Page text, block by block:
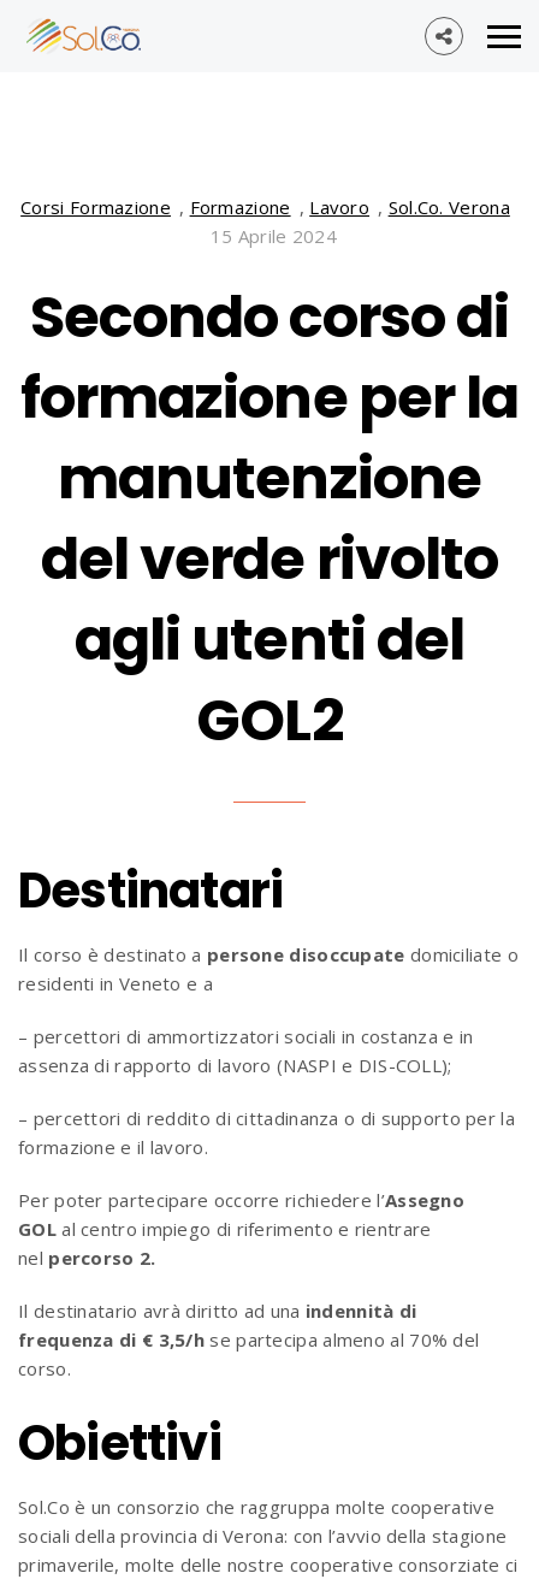
Corsi Formazione , Formazione , Lavoro , Sol.Co. Verona
15 Aprile 2024
Secondo corso di
formazione per la
manutenzione
del verde rivolto
agli utenti del
GOL2
Destinatari
Il corso è destinato a persone disoccupate domiciliate o
residenti in Veneto e a
– percettori di ammortizzatori sociali in costanza e in
assenza di rapporto di lavoro (NASPI e DIS-COLL);
– percettori di reddito di cittadinanza o di supporto per la
formazione e il lavoro.
Per poter partecipare occorre richiedere l’Assegno
GOLal centro impiego di riferimento e rientrare
nel percorso 2.
Il destinatario avrà diritto ad una indennità di
frequenza di € 3,5/h se partecipa almeno al 70% del
corso.
Obiettivi
Sol.Co è un consorzio che raggruppa molte cooperative
sociali della provincia di Verona: con l’avvio della stagione
primaverile, molte delle nostre cooperative consorziate ci